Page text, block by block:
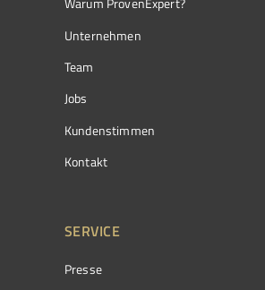
Unternehmen
Team
Jobs
Kundenstimmen
Kontakt
SERVICE
Presse